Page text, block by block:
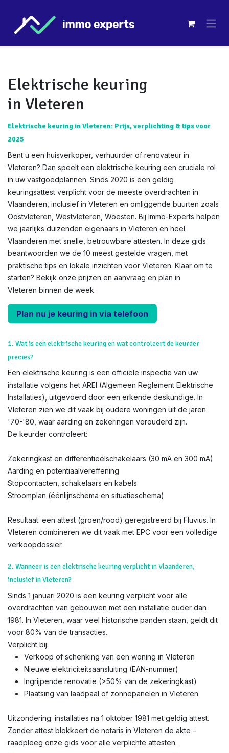
Elektrische keuring
in Vleteren
Elektrische keuring in Vleteren: Prijs, verplichting & tips voor
2025
Bent u een huisverkoper, verhuurder of renovateur in
Vleteren? Dan speelt een elektrische keuring een cruciale rol
in uw vastgoedplannen. Sinds 2020 is een geldig
keuringsattest verplicht voor de meeste overdrachten in
Vlaanderen, inclusief in Vleteren en omliggende buurten zoals
Oostvleteren, Westvleteren, Woesten. Bij Immo-Experts helpen
we jaarlijks duizenden eigenaars in Vleteren en heel
Vlaanderen met snelle, betrouwbare attesten. In deze gids
beantwoorden we de 10 meest gestelde vragen, met
praktische tips en lokale inzichten voor Vleteren. Klaar om te
starten? Bekijk onze prijzen en aanvraag en plan in
Vleteren binnen de week.
Plan nu je keuring in via telefoon
1. Wat is een elektrische keuring en wat controleert de keurder
precies?
Een elektrische keuring is een officiële inspectie van uw
installatie volgens het AREI (Algemeen Reglement Elektrische
Installaties), uitgevoerd door een erkende deskundige. In
Vleteren zien we dit vaak bij oudere woningen uit de jaren
'70-'80, waar aarding en zekeringen verouderd zijn.
De keurder controleert:
Zekeringkast en differentieëlschakelaars (30 mA en 300 mA)
Aarding en potentiaalvereffening
Stopcontacten, schakelaars en kabels
Stroomplan (éénlijnschema en situatieschema)
Resultaat: een attest (groen/rood) geregistreerd bij Fluvius. In
Vleteren combineren we dit vaak met EPC voor een volledige
verkoopdossier.
2. Wanneer is een elektrische keuring verplicht in Vlaanderen,
inclusief in Vleteren?
Sinds 1 januari 2020 is een keuring verplicht voor alle
overdrachten van gebouwen met een installatie ouder dan
1981. In Vleteren, waar veel historische panden staan, geldt dit
voor 80% van de transacties.
Verplicht bij:
Verkoop of schenking van een woning in Vleteren
Nieuwe elektriciteitsaansluiting (EAN-nummer)
Ingrijpende renovatie (>50% van de zekeringkast)
Plaatsing van laadpaal of zonnepanelen in Vleteren
Uitzondering: installaties na 1 oktober 1981 met geldig attest.
Zonder attest blokkeert de notaris in Vleteren de akte –
raadpleeg onze gids voor alle verplichte attesten.